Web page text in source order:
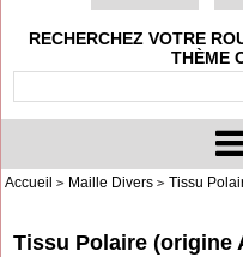
RECHERCHEZ VOTRE
THÈME
Accueil Maille Divers Tissu
Tissu Polaire (origine